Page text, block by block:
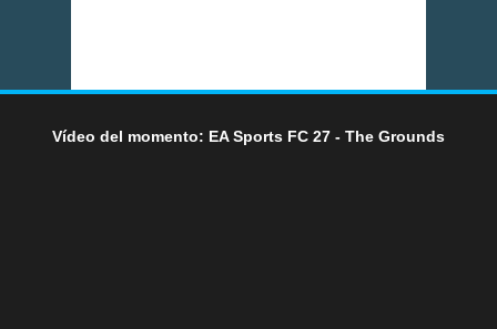
Vídeo del momento: EA Sports FC 27 - The Grounds